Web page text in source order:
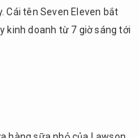
Cái tên Seven Eleven bắt
kinh doanh từ 7 giờ sáng tới